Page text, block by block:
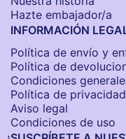
Hazte embajador/a
INFORMACIÓN
Política de envío y
Política de
Condiciones
Política de privacidad
Aviso legal
Condiciones de uso